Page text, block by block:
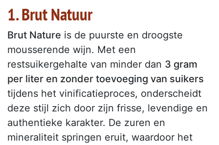
1. Brut Natuur
Brut Nature is de puurste en droogste
mousserende wijn. Met een
restsuikergehalte van minder dan 3 gram
per liter en zonder toevoeging van suikers
tijdens het vinificatieproces, onderscheidt
deze stijl zich door zijn frisse, levendige en
authentieke karakter. De zuren en
mineraliteit springen eruit, waardoor het